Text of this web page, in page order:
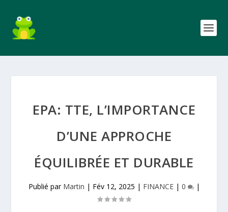
EPA: TTE, L’IMPORTANCE
D’UNE APPROCHE
ÉQUILIBRÉE ET DURABLE
Publié par Martin | Fév 12, 2025 | FINANCE| 0 |